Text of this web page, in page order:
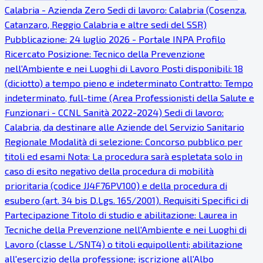
Calabria - Azienda Zero Sedi di lavoro: Calabria (Cosenza,
Catanzaro, Reggio Calabria e altre sedi del SSR)
Pubblicazione: 24 luglio 2026 - Portale INPA Profilo
Ricercato Posizione: Tecnico della Prevenzione
nell'Ambiente e nei Luoghi di Lavoro Posti disponibili: 18
(diciotto) a tempo pieno e indeterminato Contratto: Tempo
indeterminato, full-time (Area Professionisti della Salute e
Funzionari - CCNL Sanità 2022-2024) Sedi di lavoro:
Calabria, da destinare alle Aziende del Servizio Sanitario
Regionale Modalità di selezione: Concorso pubblico per
titoli ed esami Nota: La procedura sarà espletata solo in
caso di esito negativo della procedura di mobilità
prioritaria (codice JJ4F76PV100) e della procedura di
esubero (art. 34 bis D.Lgs. 165/2001). Requisiti Specifici di
Partecipazione Titolo di studio e abilitazione: Laurea in
Tecniche della Prevenzione nell'Ambiente e nei Luoghi di
Lavoro (classe L/SNT4) o titoli equipollenti; abilitazione
all'esercizio della professione; iscrizione all'Albo